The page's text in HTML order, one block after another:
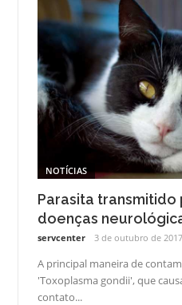
NOTÍCIAS
Parasita
doenças
servcenter 3 de outubro de 2017
A principal maneira de
'Toxoplasma gondii', que
contato...